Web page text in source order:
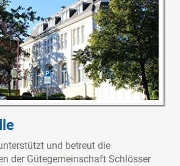
und betreut die
der Gütegemeinschaft Schlösser